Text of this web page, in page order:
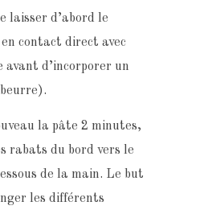
laisser d’abord le
contact direct avec
d’incorporer un
la pâte 2 minutes,
rabats du bord vers le
de la main. Le but
les différents